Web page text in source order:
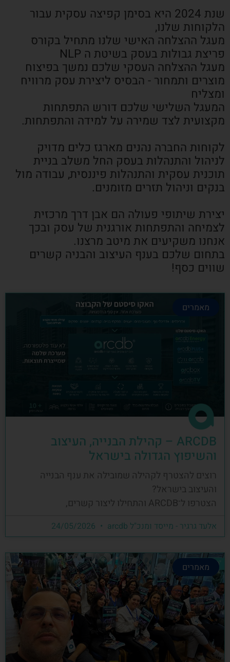
שנת 2024 היא בסימן קפיצה עסקית עבור
הלקוחות שלנו,
מעגל ההצלחה האישי שלנו מתחיל בקורס
פריצת גבולות בעסק בשיטת ה NLP
מעגל ההצלחה העסקי שלכם נמשך בפיצוח
מוצרים ותמחור - הבסיס ליצירת עסק מרוויח
ומצליח
המעגל השלישי שלכם דורש התפתחות
מקצועית לצד שמירה על למידה והתפתחות.
לקוחות החברה נהנים מארגז כלים מדויק
לניהול והתנהלות בעסק החל משלב בניית
תוכנית עסקית והתנהלות פיננסית, עבודה מול
בנקים וניהול תזרים מזומנים.
יצירת שיתופי פעולה הם אבן דרך מרכזית
לצמיחה והתפתחות אורגנית של עסק ובכך
אנחנו משקיעים את מיטב מרצנו.
בתחום שלכם בענף העיצוב והבניה קשרים
שווים כסף!
מאמרים
ARCDB – קהילת הבנייה, העיצוב
והשיפוץ הגדולה בישראל
רוצים להצטרף לקהילה שמובילה את ענף הבנייה
והעיצוב בישראל?
הצטרפו ל־ARCDB והתחילו ליצור קשרים,
אלעד גרגיר - מייסד ומנכ"ל arcdb
מאמרים